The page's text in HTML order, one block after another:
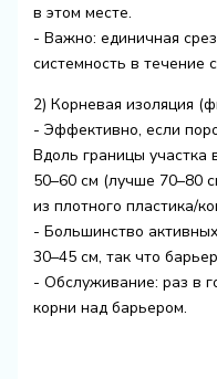
в этом месте.
- Важно: единичная
системность в течение
2) Корневая изоляция
- Эффективно, если
Вдоль границы
50–60 см (лучше 70–80
из плотного пластика/
- Большинство
30–45 см, так что
- Обслуживание: раз в
корни над барьером.